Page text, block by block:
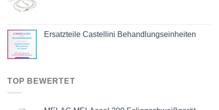
Ersatzteile Castellini Behandlungseinheiten
TOP BEWERTET